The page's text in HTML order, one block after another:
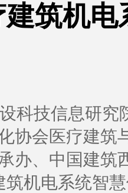
建筑机
科技信息研
协会医疗建筑
办、中国建筑
筑机电系统智